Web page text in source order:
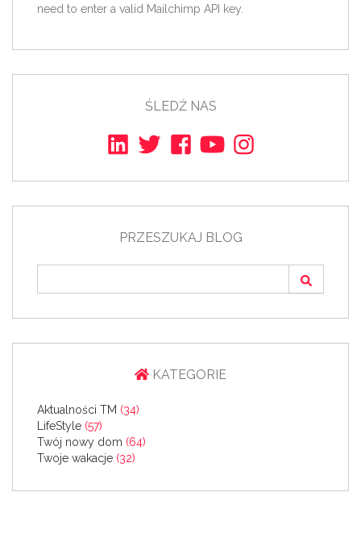
need to enter a valid Mailchimp API key.
ŚLEDŹ NAS
PRZESZUKAJ BLOG
KATEGORIE
Aktualności TM (34)
LifeStyle (57)
Twój nowy dom (64)
Twoje wakacje (32)